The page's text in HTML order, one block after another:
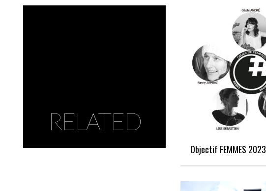
RELATED
Objectif FEMMES 2023